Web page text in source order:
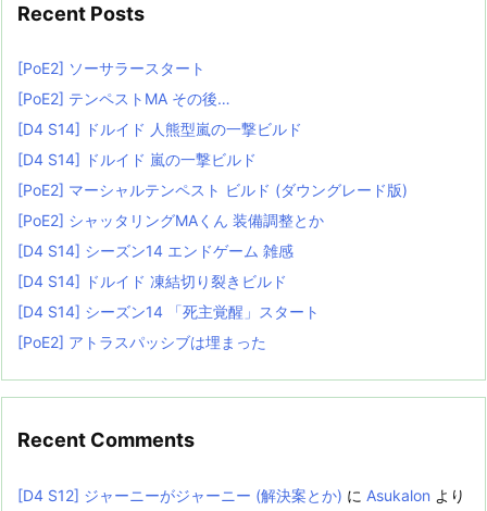
Recent Posts
[PoE2] ソーサラースタート
[PoE2] テンペストMA その後…
[D4 S14] ドルイド 人熊型嵐の一撃ビルド
[D4 S14] ドルイド 嵐の一撃ビルド
[PoE2] マーシャルテンペスト ビルド (ダウングレード版)
[PoE2] シャッタリングMAくん 装備調整とか
[D4 S14] シーズン14 エンドゲーム 雑感
[D4 S14] ドルイド 凍結切り裂きビルド
[D4 S14] シーズン14 「死主覚醒」スタート
[PoE2] アトラスパッシブは埋まった
Recent Comments
[D4 S12] ジャーニーがジャーニー (解決案とか) に Asukalon より